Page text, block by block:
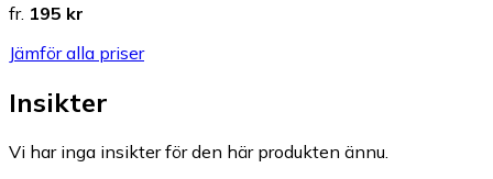
fr. 195 kr
Jämför alla priser
Insikter
Vi har inga insikter för den här produkten ännu.